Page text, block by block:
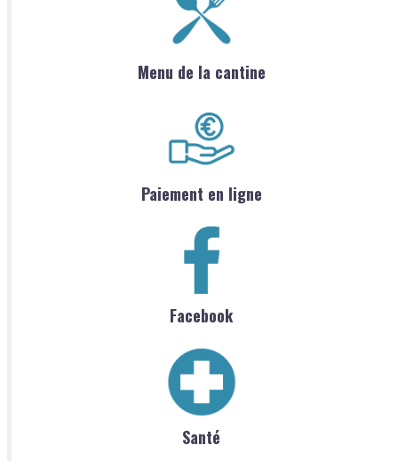
Menu de la cantine
Paiement en ligne
Facebook
Santé